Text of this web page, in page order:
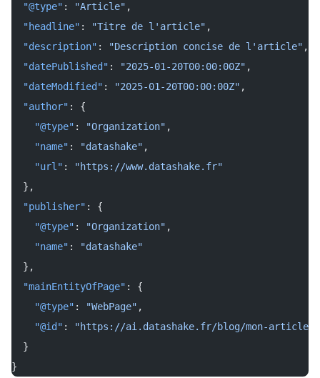
  "@type"
: "Article" ,
  "headline"
: "Titre de l'article" ,
  "description"
: "Description concise de l'article" ,
  "datePublished"
: "2025-01-20T00:00:00Z" ,
  "dateModified"
: "2025-01-20T00:00:00Z" ,
  "author"
: {
    "@type"
: "Organization" ,
    "name"
: "datashake" ,
    "url"
:
"https://www.datashake.fr"
  },
  "publisher"
: {
    "@type"
: "Organization" ,
    "name"
:
"datashake"
  },
  "mainEntityOfPage"
: {
    "@type"
: "WebPage" ,
    "@id"
:
"https://ai.datashake.fr/blog/mon-article/"
  }
}